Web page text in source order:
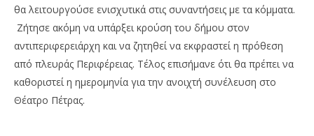
θα λειτουργούσε ενισχυτικά στις συναντήσεις με τα κόμματα.
Ζήτησε ακόμη να υπάρξει κρούση του δήμου στον
αντιπεριφερειάρχη και να ζητηθεί να εκφραστεί η πρόθεση
από πλευράς Περιφέρειας. Τέλος επισήμανε ότι θα πρέπει να
καθοριστεί η ημερομηνία για την ανοιχτή συνέλευση στο
Θέατρο Πέτρας.